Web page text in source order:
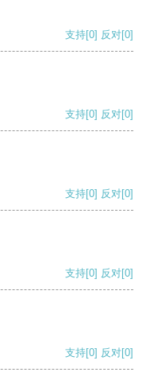
支持[0] 反对[0]
支持[0] 反对[0]
支持[0] 反对[0]
支持[0] 反对[0]
支持[0] 反对[0]